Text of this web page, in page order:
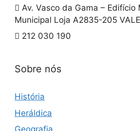
Av. Vasco da Gama – Edifício
Municipal Loja A2835-205
212 030 190
Sobre nós
História
Heráldica
Geografia